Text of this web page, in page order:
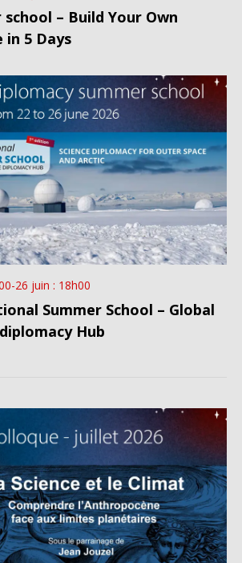
school – Build Your Own
5 Days
Summer School – Global
Hub
-26 juin : 18h00